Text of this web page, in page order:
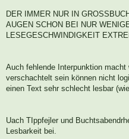
DER IMMER NUR IN
AUGEN SCHON BEI NUR
LESEGESCHWINDIGKEIT
Auch fehlende Interpunktion
verschachtelt sein können nicht
einen Text sehr schlecht lesbar
Uach TIppfejler und
Lesbarkeit bei.